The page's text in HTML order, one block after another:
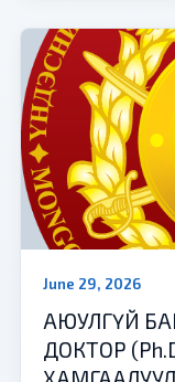
June 29, 2026
АЮУЛГҮЙ
ДОКТОР